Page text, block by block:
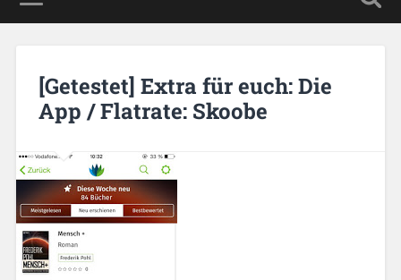
[Getestet] Extra für euch: Die
App / Flatrate: Skoobe